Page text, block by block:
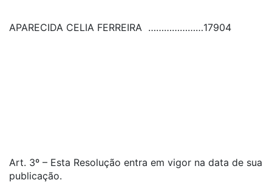
APARECIDA CELIA FERREIRA …………………17904
Art. 3º – Esta Resolução entra em vigor na data de sua
publicação.